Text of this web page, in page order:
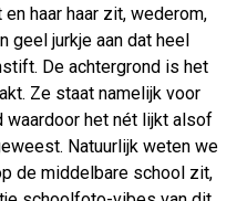
haar haar zit, wederom,
geel jurkje aan dat heel
De achtergrond is het
Ze staat namelijk voor
waardoor het nét lijkt alsof
Natuurlijk weten we
de middelbare school zit,